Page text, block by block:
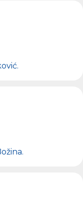
.
.